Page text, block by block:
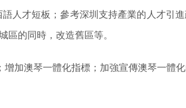
人才短板；參考深圳支持產業的人才引
區的同時，改造舊區等。
加澳琴一體化指標；加強宣傳澳琴一體